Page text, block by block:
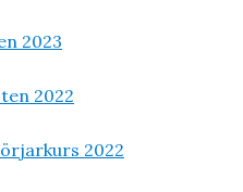
2023
2022
2022